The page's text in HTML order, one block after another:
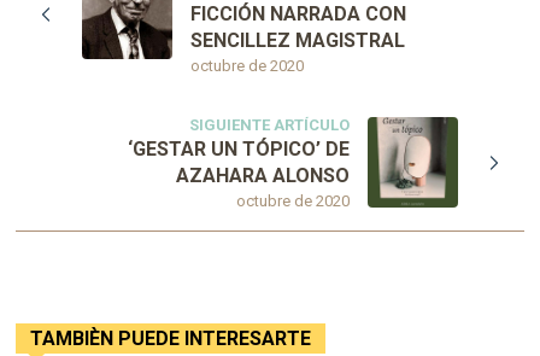
octubre de 2020
FICCIÓN NARRADA CON
SENCILLEZ MAGISTRAL
SIGUIENTE ARTÍCULO
octubre de 2020
‘GESTAR UN TÓPICO’ DE
AZAHARA ALONSO
TAMBIÈN PUEDE INTERESARTE